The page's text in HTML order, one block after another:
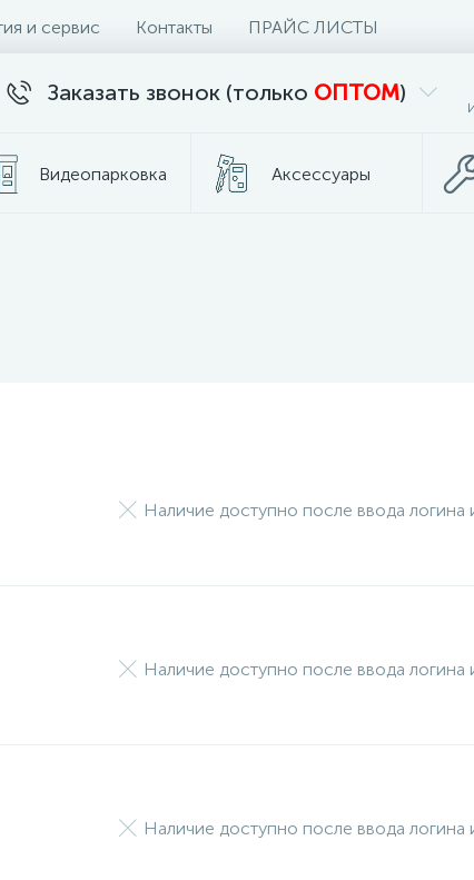
и сервис Контакты ПРАЙС ЛИСТЫ
Заказать звонок (только ОПТОМ)
Видеопарковка Аксессуары
Наличие доступно после ввода логина
Наличие доступно после ввода логина
Наличие доступно после ввода логина